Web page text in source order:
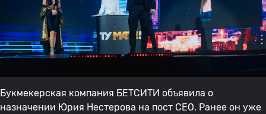
Букмекерская компания БЕТСИТИ объявила о
назначении Юрия Нестерова на пост CEO. Ранее он уже